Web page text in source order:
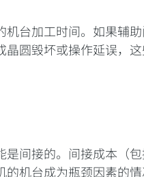
台加工时间。如果辅
圆毁坏或操作延误，
间接的。间接成本（
机台成为瓶颈因素的情